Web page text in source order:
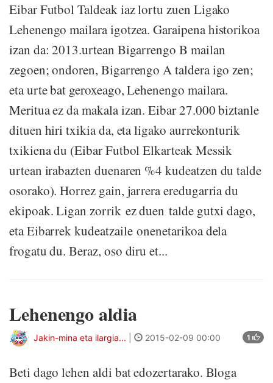
Eibar Futbol Taldeak iaz lortu zuen Ligako
Lehenengo mailara igotzea. Garaipena historikoa
izan da: 2013.urtean Bigarrengo B mailan
zegoen; ondoren, Bigarrengo A taldera igo zen;
eta urte bat geroxeago, Lehenengo mailara.
Meritua ez da makala izan. Eibar 27.000 biztanle
dituen hiri txikia da, eta ligako aurrekonturik
txikiena du (Eibar Futbol Elkarteak Messik
urtean irabazten duenaren %4 kudeatzen du talde
osorako). Horrez gain, jarrera eredugarria du
ekipoak. Ligan zorrik ez duen talde gutxi dago,
eta Eibarrek kudeatzaile onenetarikoa dela
frogatu du. Beraz, oso diru et...
Lehenengo aldia
1
Jakin-mina eta ilargia... 2015-02-09 00:00
Beti dago lehen aldi bat edozertarako. Bloga